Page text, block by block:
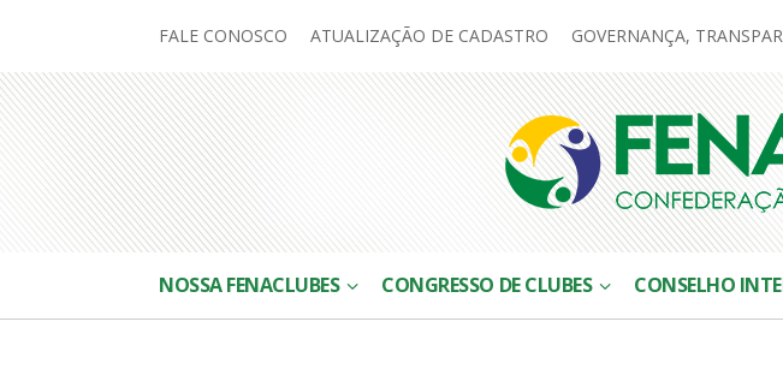
FALE CONOSCO ATUALIZAÇÃO DE CADASTRO GOVERNANÇA,
NOSSA FENACLUBES CONGRESSO DE CLUBES CONSELHO